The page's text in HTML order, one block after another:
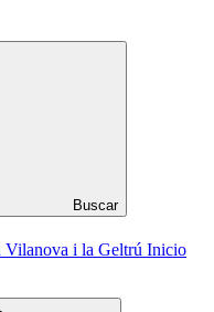
Buscar
Inicio